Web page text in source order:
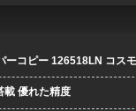
ーコピー 126518LN コス
載 優れた精度